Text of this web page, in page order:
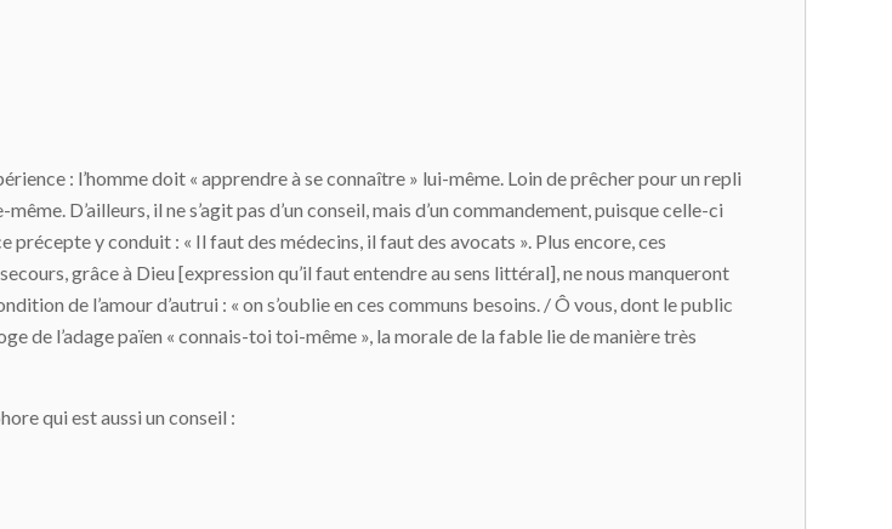
: l’homme doit « apprendre à se connaître » lui-même. Loin de prêcher pour un repli
D’ailleurs, il ne s’agit pas d’un conseil, mais d’un commandement, puisque celle-ci
précepte y conduit : « Il faut des médecins, il faut des avocats ». Plus encore, ces
grâce à Dieu [expression qu’il faut entendre au sens littéral], ne nous manqueront
de l’amour d’autrui : « on s’oublie en ces communs besoins. / Ô vous, dont le public
de l’adage païen « connais-toi toi-même », la morale de la fable lie de manière très
qui est aussi un conseil :